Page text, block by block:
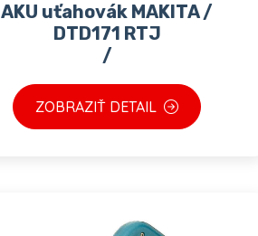
AKU uťahovák MAKITA /
DTD171 RTJ
/
ZOBRAZIŤ DETAIL